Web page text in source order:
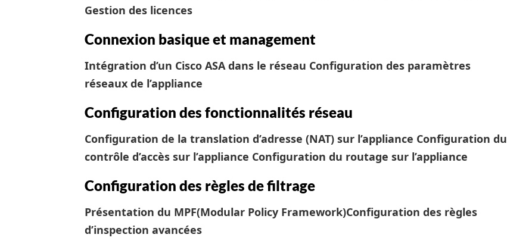
Gestion des licences
Connexion basique et management
Intégration d’un Cisco ASA dans le réseau Configuration des paramètres
réseaux de l’appliance
Configuration des fonctionnalités réseau
Configuration de la translation d’adresse (NAT) sur l’appliance Configuration du
contrôle d’accès sur l’appliance Configuration du routage sur l’appliance
Configuration des règles de filtrage
Présentation du MPF(Modular Policy Framework)Configuration des règles
d’inspection avancées